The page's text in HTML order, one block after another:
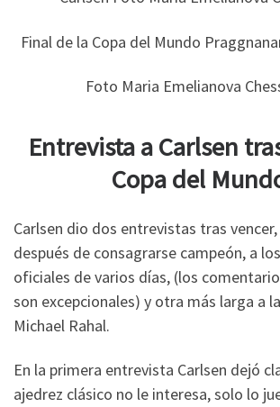
Final de la Copa del Mundo
Foto Maria Emelianova
Entrevista a Carlsen
Copa del
Carlsen dio dos entrevistas tras
después de consagrarse campeón, a
oficiales de varios días, (los
son excepcionales) y otra más larga a
Michael Rahal.
En la primera entrevista Carlsen dejó
ajedrez clásico no le interesa, solo lo